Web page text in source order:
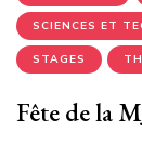
SCIENCES ET
STAGES
Fête de la